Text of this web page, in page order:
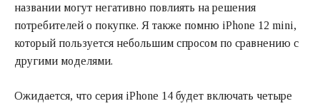
названии могут негативно повлиять на решения
потребителей о покупке. Я также помню iPhone 12 mini,
который пользуется небольшим спросом по сравнению с
другими моделями.
Ожидается, что серия iPhone 14 будет включать четыре